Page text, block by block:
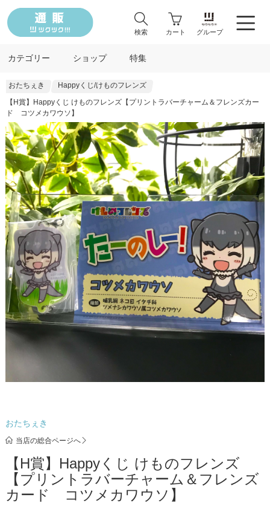
検索 カート グループ
カテゴリー ショップ 特集
おたちぇき
Happyくじ/けものフレンズ
【H賞】Happyくじ けものフレンズ【プリントラバーチャーム＆フレンズカー
ド コツメカワウソ】
おたちぇき
当店の総合ページへ
【H賞】Happyくじ けものフレンズ
【プリントラバーチャーム＆フレンズ
カード コツメカワウソ】